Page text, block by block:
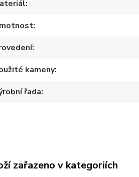
kameny
řada
zařazeno v kategoriích